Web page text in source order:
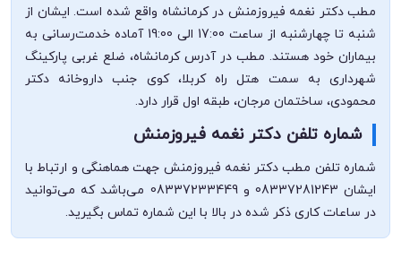
مطب دکتر نغمه فیروزمنش در کرمانشاه واقع شده است. ایشان از
شنبه تا چهارشنبه از ساعت 17:00 الی 19:00 آماده خدمت‌رسانی به
بیماران خود هستند. مطب در آدرس کرمانشاه، ضلع غربی پارکینگ
شهرداری به سمت هتل راه کربلا، کوی جنب داروخانه دکتر
محمودی، ساختمان مرجان، طبقه اول قرار دارد.
شماره تلفن دکتر نغمه فیروزمنش
شماره تلفن مطب دکتر نغمه فیروزمنش جهت هماهنگی و ارتباط با
ایشان 08337281243 و 08337233449 می‌باشد که می‌توانید
در ساعات کاری ذکر شده در بالا با این شماره تماس بگیرید.